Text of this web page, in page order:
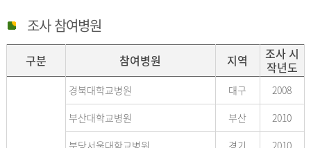
조사 참여병원
구분 참여병원 지역
조사 시
작년도
경북대학교병원 대구
2008
부산대학교병원
부산
2010
분당서울대학교병원
경기
2010